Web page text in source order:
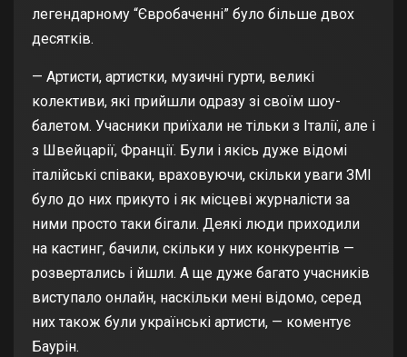
легендарному “Євробаченні” було більше двох
десятків.
— Артисти, артистки, музичні гурти, великі
колективи, які прийшли одразу зі своїм шоу-
балетом. Учасники приїхали не тільки з Італії, але і
з Швейцарії, Франції. Були і якісь дуже відомі
італійські співаки, враховуючи, скільки уваги ЗМІ
було до них прикуто і як місцеві журналісти за
ними просто таки бігали. Деякі люди приходили
на кастинг, бачили, скільки у них конкурентів —
розвертались і йшли. А ще дуже багато учасників
виступало онлайн, наскільки мені відомо, серед
них також були українські артисти, — коментує
Баурін.